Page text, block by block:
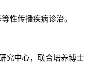
性传播疾病诊治。
究中心，联合培养博士